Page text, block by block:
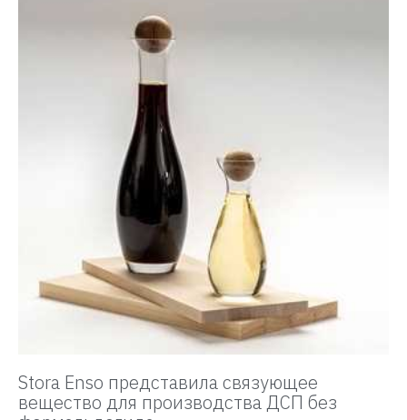
Stora Enso представила связующее
вещество для производства ДСП без